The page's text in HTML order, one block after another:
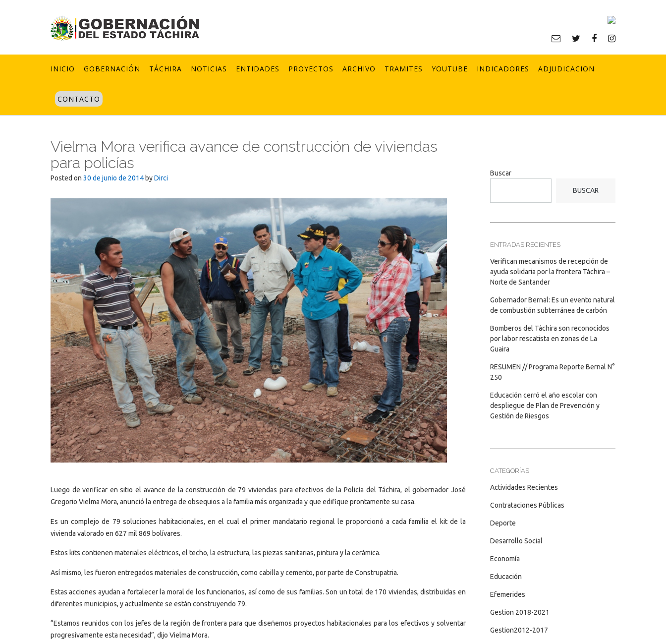
INICIO GOBERNACIÓN TÁCHIRA NOTICIAS ENTIDADES PROYECTOS ARCHIVO TRAMITES YOUTUBE INDICADORES ADJUDICACION
CONTACTO
Vielma Mora verifica avance de construcción de viviendas
para policías
Posted on 30 de junio de 2014 byDirci
Luego de verificar en sitio el avance de la construcción de 79 viviendas para efectivos de la Policía del Táchira, el gobernador José
Gregorio Vielma Mora, anunció la entrega de obsequios a la familia más organizada y que edifique prontamente su casa.
Es un complejo de 79 soluciones habitacionales, en el cual el primer mandatario regional le proporcionó a cada familia el kit de la
vivienda valorado en 627 mil 869 bolívares.
Estos kits contienen materiales eléctricos, el techo, la estructura, las piezas sanitarias, pintura y la cerámica.
Así mismo, les fueron entregados materiales de construcción, como cabilla y cemento, por parte de Construpatria.
Estas acciones ayudan a fortalecer la moral de los funcionarios, así como de sus familias. Son un total de 170 viviendas, distribuidas en
diferentes municipios, y actualmente se están construyendo 79.
“Estamos reunidos con los jefes de la región de frontera para que diseñemos proyectos habitacionales para los efectivos y solventar
progresivamente esta necesidad”, dijo Vielma Mora.
Buscar
BUSCAR
ENTRADAS RECIENTES
Verifican mecanismos de recepción de
ayuda solidaria por la frontera Táchira –
Norte de Santander
Gobernador Bernal: Es un evento natural
de combustión subterránea de carbón
Bomberos del Táchira son reconocidos
por labor rescatista en zonas de La
Guaira
RESUMEN // Programa Reporte Bernal N°
250
Educación cerró el año escolar con
despliegue de Plan de Prevención y
Gestión de Riesgos
CATEGORÍAS
Actividades Recientes
Contrataciones Públicas
Deporte
Desarrollo Social
Economía
Educación
Efemerides
Gestion 2018-2021
Gestion2012-2017